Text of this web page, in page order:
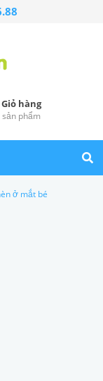
Giỏ hàng
sản phẩm
ở mắt bé